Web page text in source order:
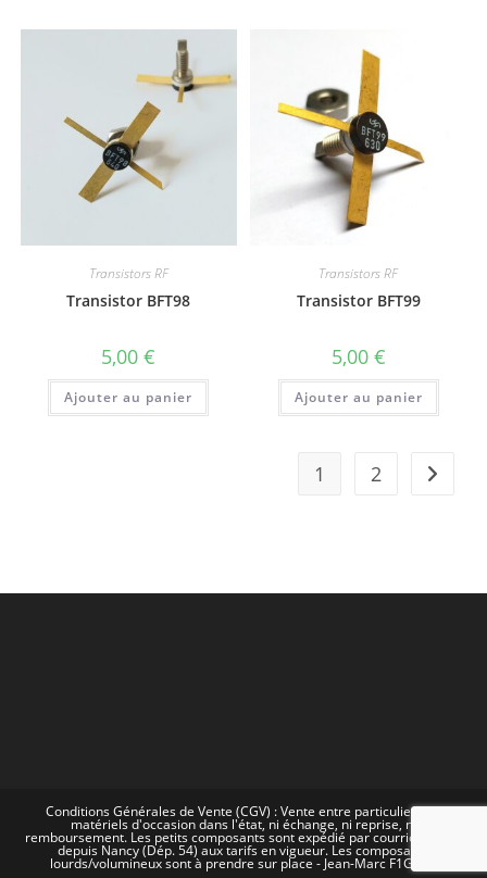
Transistors RF
Transistor BFT98
5,00€
Ajouter au panier
Transistors RF
Transistor BFT99
5,00 €
Ajouter au panier
1 2
Conditions Générales de Vente (CGV) : Vente entre particuliers de
matériels d'occasion dans l'état, ni échange, ni reprise, ni
remboursement. Les petits composants sont expédié par courrier postal
depuis Nancy (Dép. 54) aux tarifs en vigueur. Les composants
lourds/volumineux sont à prendre sur place - Jean-Marc F1GOW.